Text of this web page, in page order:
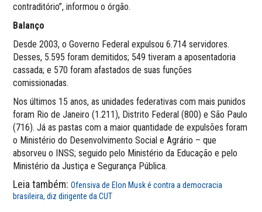
contraditório”, informou o órgão.
Balanço
Desde 2003, o Governo Federal expulsou 6.714 servidores.
Desses, 5.595 foram demitidos; 549 tiveram a aposentadoria
cassada; e 570 foram afastados de suas funções
comissionadas.
Nos últimos 15 anos, as unidades federativas com mais punidos
foram Rio de Janeiro (1.211), Distrito Federal (800) e São Paulo
(716). Já as pastas com a maior quantidade de expulsões foram
o Ministério do Desenvolvimento Social e Agrário – que
absorveu o INSS; seguido pelo Ministério da Educação e pelo
Ministério da Justiça e Segurança Pública.
Leia também:Ofensiva de Elon Musk é contra a democracia
brasileira, diz dirigente da CUT